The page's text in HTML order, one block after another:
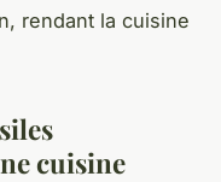
rendant la cuisine
cuisine